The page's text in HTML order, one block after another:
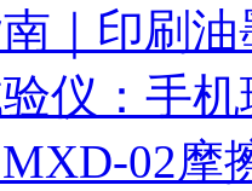
｜印刷
仪：手
02摩